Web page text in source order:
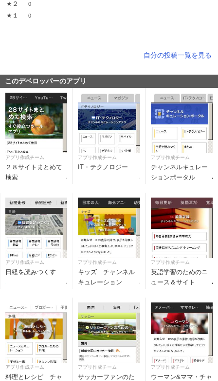
★２ 0
★１ 0
自分の投稿一覧を見る
このデベロッパーのアプリ
アプリ作成チーム
２８サイトまとめて
検索
アプリ作成チーム
IT・テクノロジー
アプリ作成チーム
チャンネルキュレー
ションポータル
アプリ作成チーム
日経を読みつくす
アプリ作成チーム
キッズ チャンネル
キュレーション
アプリ作成チーム
英語学習のためのニ
ュース＆サイト
アプリ作成チーム
料理とレシピ チャ
アプリ作成チーム
サッカーファンのた
アプリ作成チーム
ウーマン&ママ・チャ